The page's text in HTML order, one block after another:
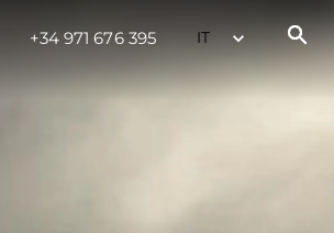
+34 971 676 395